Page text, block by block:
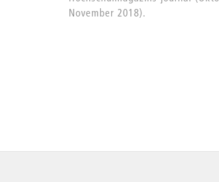
November 2018).